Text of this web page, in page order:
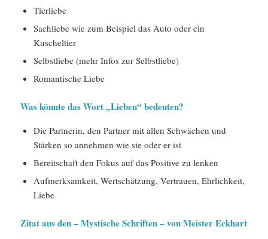
Tierliebe
Sachliebe wie zum Beispiel das Auto oder ein
Kuscheltier
Selbstliebe (mehr Infos zur Selbstliebe)
Romantische Liebe
Was könnte das Wort „Lieben“ bedeuten?
Die Partnerin, den Partner mit allen Schwächen und
Stärken so annehmen wie sie oder er ist
Bereitschaft den Fokus auf das Positive zu lenken
Aufmerksamkeit, Wertschätzung, Vertrauen, Ehrlichkeit,
Liebe
Zitat aus den – Mystische Schriften – von Meister Eckhart